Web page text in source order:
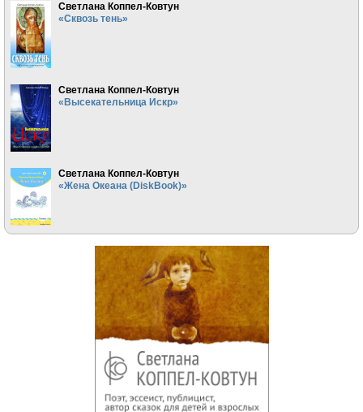
Светлана Коппел-Ковтун
«Сквозь тень»
Светлана Коппел-Ковтун
«Высекательница Искр»
Светлана Коппел-Ковтун
«Жена Океана (DiskBook)»